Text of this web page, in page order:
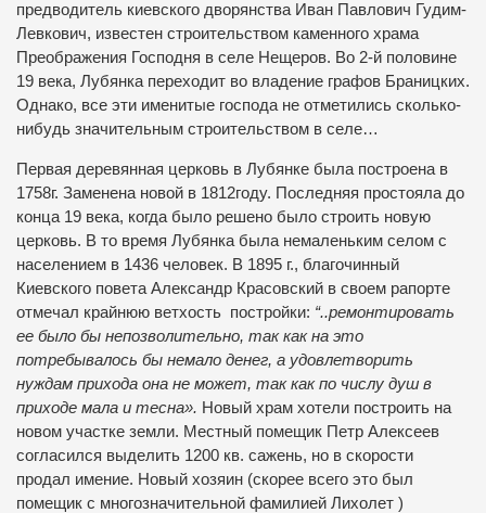
предводитель киевского дворянства Иван Павлович Гудим-
Левкович, известен строительством каменного храма
Преображения Господня в селе Нещеров. Во 2-й половине
19 века, Лубянка переходит во владение графов Браницких.
Однако, все эти именитые господа не отметились сколько-
нибудь значительным строительством в селе…
Первая деревянная церковь в Лубянке была построена в
1758г. Заменена новой в 1812году. Последняя простояла до
конца 19 века, когда было решено было строить новую
церковь. В то время Лубянка была немаленьким селом с
населением в 1436 человек. В 1895 г., благочинный
Киевского повета Александр Красовский в своем рапорте
отмечал крайнюю ветхость постройки: “..ремонтировать
ее было бы непозволительно, так как на это
потребывалось бы немало денег, а удовлетворить
нуждам прихода она не может, так как по числу душ в
приходе мала и тесна». Новый храм хотели построить на
новом участке земли. Местный помещик Петр Алексеев
согласился выделить 1200 кв. сажень, но в скорости
продал имение. Новый хозяин (скорее всего это был
помещик с многозначительной фамилией Лихолет )